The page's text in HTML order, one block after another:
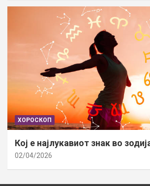
ХОРОСКОП
Кој е најлукавиот знак во
02/04/2026